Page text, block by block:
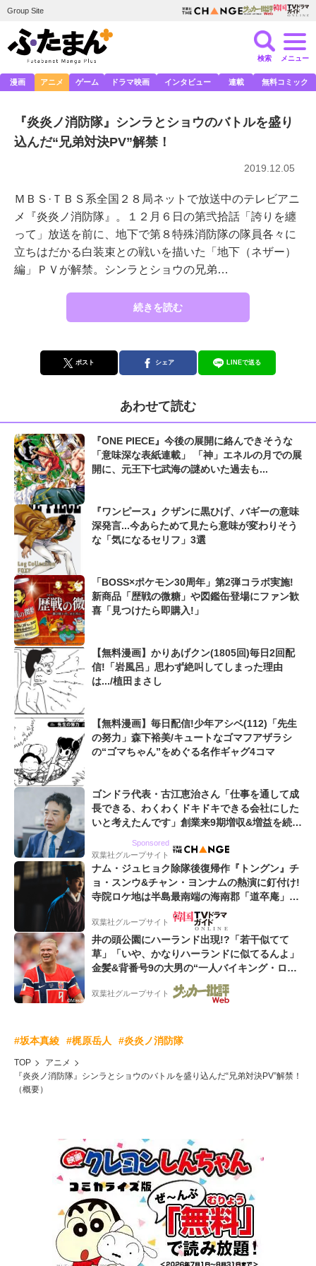
Group Site
検索 メニュー
漫画 アニメ ゲーム ドラマ映画 インタビュー 連載 無料コミック
『炎炎ノ消防隊』シンラとショウのバトルを盛り
込んだ“兄弟対決PV”解禁！
2019.12.05
ＭＢＳ·ＴＢＳ系全国２８局ネットで放送中のテレビアニ
メ『炎炎ノ消防隊』。１２月６日の第弐拾話「誇りを纏
って」放送を前に、地下で第８特殊消防隊の隊員各々に
立ちはだかる白装束との戦いを描いた「地下（ネザー）
編」ＰＶが解禁。シンラとショウの兄弟…
続きを読む
ポスト シェア LINEで送る
あわせて読む
『ONE PIECE』今後の展開に絡んできそうな
「意味深な表紙連載」 「神」エネルの月での展
開に、元王下七武海の謎めいた過去も...
『ワンピース』クザンに黒ひげ、バギーの意味
深発言...今あらためて見たら意味が変わりそう
な「気になるセリフ」3選
「BOSS×ポケモン30周年」第2弾コラボ実施!
新商品「歴戦の微糖」や図鑑缶登場にファン歓
喜「見つけたら即購入!」
【無料漫画】かりあげクン(1805回)毎日2回配
信!「岩風呂」思わず絶叫してしまった理由
は.../植田まさし
【無料漫画】毎日配信!少年アシベ(112)「先生
の努力」森下裕美/キュートなゴマフアザラシ
の“ゴマちゃん”をめぐる名作ギャグ4コマ
ゴンドラ代表・古江恵治さん「仕事を通して成
長できる、わくわくドキドキできる会社にした
いと考えたんです」創業来9期増収&増益を続け
Sponsored
双葉社グループサイト
ナム・ジュヒョク除隊後復帰作『トングン』チ
ョ・スンウ&チャン・ヨンナムの熱演に釘付け!
寺院ロケ地は半島最南端の海南郡「道卒庵」
【韓ドラから始める韓国旅行】
双葉社グループサイト
井の頭公園にハーランド出現!?「若干似てて
草」「いや、かなりハーランドに似てるんよ」
金髪&背番号9の大男の“一人バイキング・ロ
ー”映像が話題!「元気をもらった」
双葉社グループサイト
#坂本真綾 #梶原岳人 #炎炎ノ消防隊
TOP
アニメ
『炎炎ノ消防隊』シンラとショウのバトルを盛り込んだ“兄弟対決PV”解禁！
（概要）